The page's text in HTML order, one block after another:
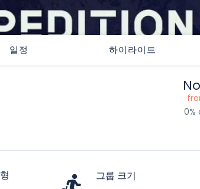
일정 하이라이트
0%
그룹 크기